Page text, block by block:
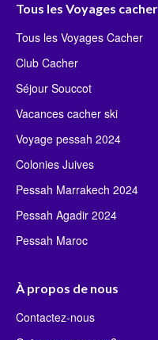
Tous les Voyages cacher
Tous les Voyages Cacher
Club Cacher
Séjour Souccot
Vacances cacher ski
Voyage pessah 2024
Colonies Juives
Pessah Marrakech 2024
Pessah Agadir 2024
Pessah Maroc
À propos de nous
Contactez-nous